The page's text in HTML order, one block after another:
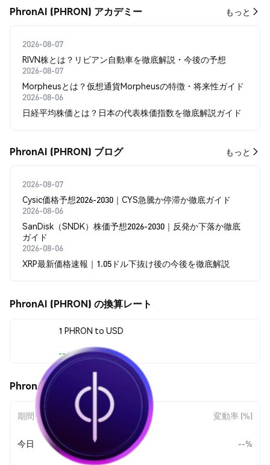
PhronAI (PHRON) アカデミー もっと
2026-08-07
RIVN株とは？リビアン自動車を徹底解説・今後の予想
2026-08-07
Morpheusとは？仮想通貨Morpheusの特徴・将来性ガイド
2026-08-06
日経平均株価とは？日本の代表株価指数を徹底解説ガイド
PhronAI (PHRON) ブログ もっと
2026-08-07
Cysic価格予想2026-2030｜CYS急騰か停滞か徹底ガイド
2026-08-06
SanDisk（SNDK）株価予想2026-2030｜反発か下落か徹底
ガイド
2026-08-06
XRP最新価格速報｜1.05ドル下抜け後の今後を徹底解説
PhronAI (PHRON) の換算レート
1 PHRON to USD
--
PhronAI (PHRON) の価格変動
期間 金額変動 変動率 (%)
今日 --%